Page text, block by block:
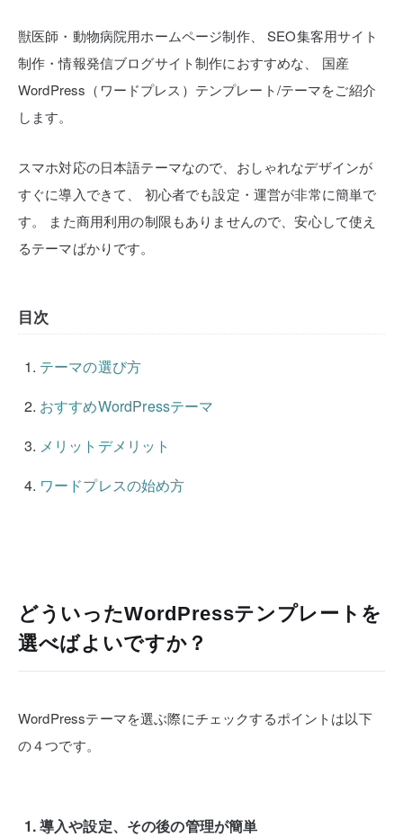
獣医師・動物病院用ホームページ制作、
SEO集客用サイト
制作・情報発信ブログサイト制作におすすめな、
国産
WordPress（ワードプレス）テンプレート/テーマをご紹介
します。
スマホ対応の日本語テーマなので、おしゃれなデザインが
すぐに導入できて、
初心者でも設定・運営が非常に簡単で
す。
また商用利用の制限もありませんので、安心して使え
るテーマばかりです。
目次
テーマの選び方
おすすめWordPressテーマ
メリットデメリット
ワードプレスの始め方
どういったWordPressテンプレートを
選べばよいですか？
WordPressテーマを選ぶ際にチェックするポイントは以下
の４つです。
導入や設定、その後の管理が簡単